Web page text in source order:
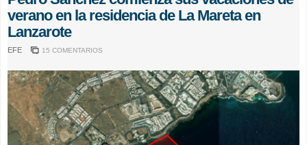
verano en la residencia de La Mareta en
Lanzarote
EFE 15 COMENTARIOS